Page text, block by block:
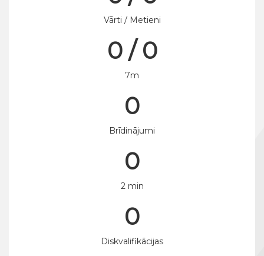
Vārti / Metieni
0 / 0
7m
0
Brīdinājumi
0
2 min
0
Diskvalifikācijas